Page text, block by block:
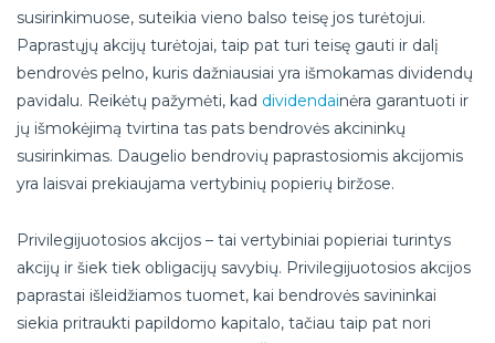
susirinkimuose, suteikia vieno balso teisę jos turėtojui.
Paprastųjų akcijų turėtojai, taip pat turi teisę gauti ir dalį
bendrovės pelno, kuris dažniausiai yra išmokamas dividendų
pavidalu. Reikėtų pažymėti, kad dividendainėra garantuoti ir
jų išmokėjimą tvirtina tas pats bendrovės akcininkų
susirinkimas. Daugelio bendrovių paprastosiomis akcijomis
yra laisvai prekiaujama vertybinių popierių biržose.
Privilegijuotosios akcijos – tai vertybiniai popieriai turintys
akcijų ir šiek tiek obligacijų savybių. Privilegijuotosios akcijos
paprastai išleidžiamos tuomet, kai bendrovės savininkai
siekia pritraukti papildomo kapitalo, tačiau taip pat nori